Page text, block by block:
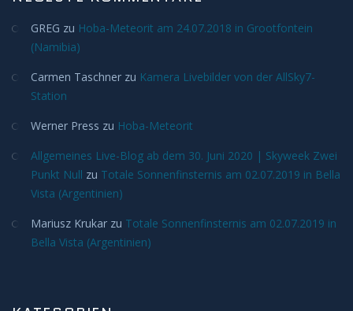
AFT
NAFT
Ausrüstung
AllSkyCam
GREG zu Hoba-Meteorit am 24.07.2018 in Grootfontein
(Namibia)
Carmen Taschner zu Kamera Livebilder von der AllSky7-
Station
Werner Press zu Hoba-Meteorit
Allgemeines Live-Blog ab dem 30. Juni 2020 | Skyweek Zwei
Punkt Null zu Totale Sonnenfinsternis am 02.07.2019 in Bella
Vista (Argentinien)
Mariusz Krukar zu Totale Sonnenfinsternis am 02.07.2019 in
Bella Vista (Argentinien)